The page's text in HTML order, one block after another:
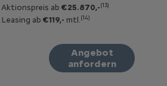
Aktionspreis ab €25.870,-(13)
Leasing ab €119,- mtl. (14)
Angebot
anfordern